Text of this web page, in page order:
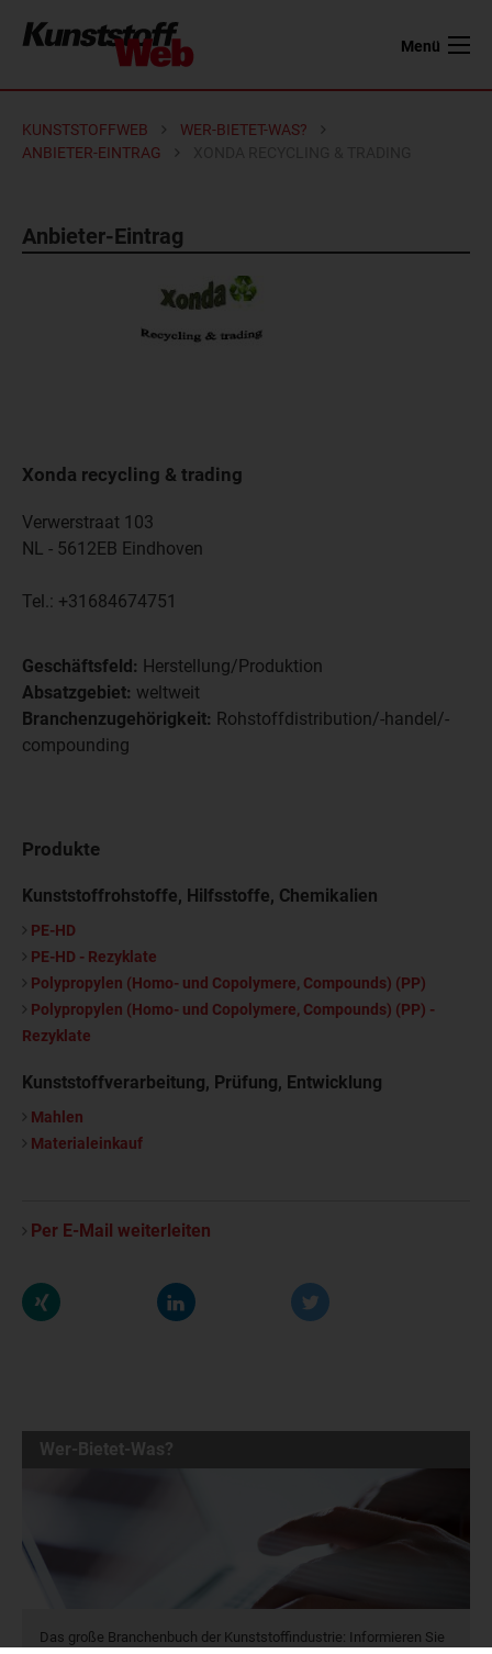
Menü
KUNSTSTOFFWEB
WER-BIETET-WAS?
ANBIETER-EINTRAG
Anbieter-Eintrag
Xonda recycling & trading
Verwerstraat 103
NL - 5612EB Eindhoven
Tel.: +31684674751
Geschäftsfeld: Herstellung/Produktion
Absatzgebiet: weltweit
Branchenzugehörigkeit: Rohstoffdistribution/-handel/-
compounding
Produkte
Kunststoffrohstoffe, Hilfsstoffe, Chemikalien
PE-HD
PE-HD - Rezyklate
Polypropylen (Homo- und Copolymere, Compounds) (PP)
Polypropylen (Homo- und Copolymere, Compounds) (PP) -
Rezyklate
Kunststoffverarbeitung, Prüfung, Entwicklung
Mahlen
Materialeinkauf
Per E-Mail weiterleiten
Wer-Bietet-Was?
Das große Branchenbuch der Kunststoffindustrie: Informieren Sie